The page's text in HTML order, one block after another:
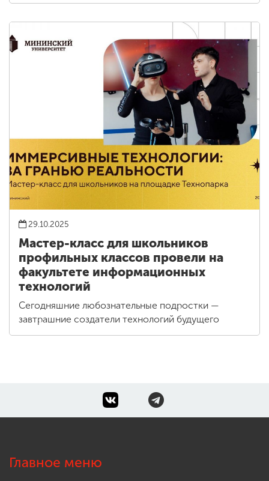
29.10.2025
Мастер-класс для школьников
профильных классов провели на
факультете информационных
технологий
Сегодняшние любознательные подростки —
завтрашние создатели технологий будущего
Главное меню